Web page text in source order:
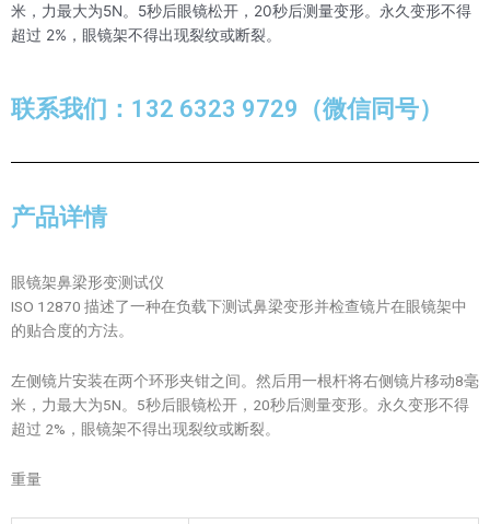
米，力最大为5N。5秒后眼镜松开，20秒后测量变形。永久变形不得
超过 2%，眼镜架不得出现裂纹或断裂。
联系我们：132 6323 9729（微信同号）
产品详情
眼镜架鼻梁形变测试仪
ISO 12870 描述了一种在负载下测试鼻梁变形并检查镜片在眼镜架中
的贴合度的方法。
左侧镜片安装在两个环形夹钳之间。然后用一根杆将右侧镜片移动8毫
米，力最大为5N。5秒后眼镜松开，20秒后测量变形。永久变形不得
超过 2%，眼镜架不得出现裂纹或断裂。
重量